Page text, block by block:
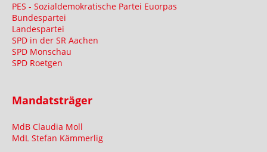
PES - Sozialdemokratische Partei Euorpas
Bundespartei
Landespartei
SPD in der SR Aachen
SPD Monschau
SPD Roetgen
Mandatsträger
MdB Claudia Moll
MdL Stefan Kämmerlig